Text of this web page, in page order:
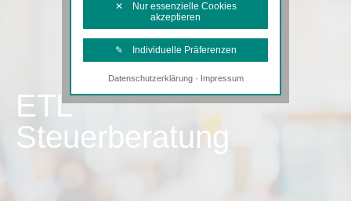
ETL
Steuerberatung
✕ Nur essenzielle Cookies
akzeptieren
✎ Individuelle Präferenzen
Notwendige Cookies
Diese Cookies sind erforderlich, um die
Tracking- und Targeting-Cookies
Datenschutzerklärung· Impressum